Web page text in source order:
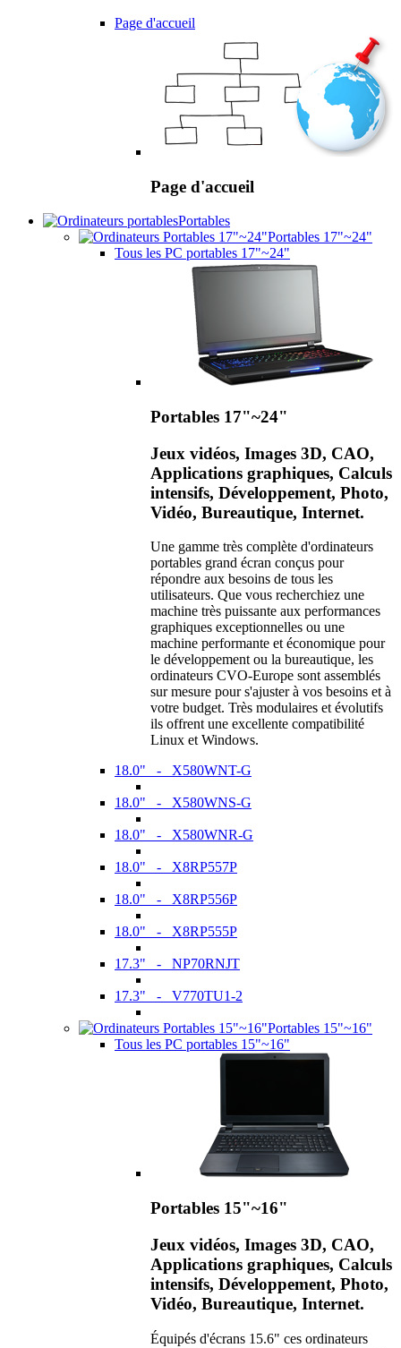
Page d'accueil
Page d'accueil
Portables
Portables 17"~24"
Tous les PC portables 17"~24"
Portables 17"~24"
Jeux vidéos, Images 3D, CAO,
Applications graphiques, Calculs
intensifs, Développement, Photo,
Vidéo, Bureautique, Internet.
Une gamme très complète d'ordinateurs
portables grand écran conçus pour
répondre aux besoins de tous les
utilisateurs. Que vous recherchiez une
machine très puissante aux performances
graphiques exceptionnelles ou une
machine performante et économique pour
le développement ou la bureautique, les
ordinateurs CVO-Europe sont assemblés
sur mesure pour s'ajuster à vos besoins et à
votre budget. Très modulaires et évolutifs
ils offrent une excellente compatibilité
Linux et Windows.
18.0" - X580WNT-G
18.0" - X580WNS-G
18.0" - X580WNR-G
18.0" - X8RP557P
18.0" - X8RP556P
18.0" - X8RP555P
17.3" - NP70RNJT
17.3" - V770TU1-2
Portables 15"~16"
Tous les PC portables 15"~16"
Portables 15"~16"
Jeux vidéos, Images 3D, CAO,
Applications graphiques, Calculs
intensifs, Développement, Photo,
Vidéo, Bureautique, Internet.
Équipés d'écrans 15.6" ces ordinateurs